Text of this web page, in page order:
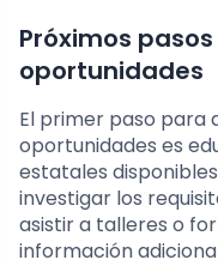
Próximos
oportunidades
El primer paso para
oportunidades es
estatales
investigar los
asistir a talleres o
información